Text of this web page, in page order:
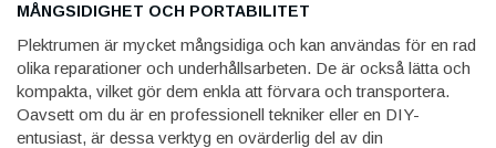
MÅNGSIDIGHET OCH PORTABILITET
Plektrumen är mycket mångsidiga och kan användas för en rad
olika reparationer och underhållsarbeten. De är också lätta och
kompakta, vilket gör dem enkla att förvara och transportera.
Oavsett om du är en professionell tekniker eller en DIY-
entusiast, är dessa verktyg en ovärderlig del av din